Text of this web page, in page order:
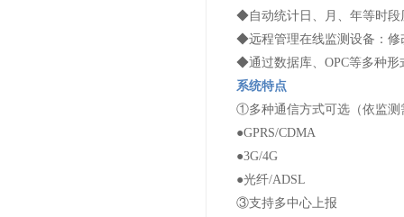
◆自动统计日、月、年等时段
◆远程管理在线监测设备：修
◆通过数据库、 OPC等多种形
系统特点
①多种通信方式可选（依监测
●GPRS/CDMA
●3G/4G
●光纤/ADSL
③支持多中心上报